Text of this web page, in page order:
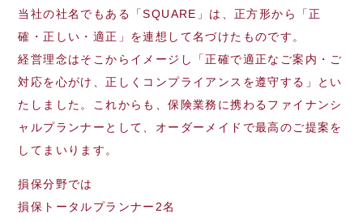
当社の社名でもある「SQUARE」は、正方形から「正
確・正しい・適正」を連想して名づけたものです。
経営理念はそこからイメージし「正確で適正なご案内・ご
対応を心がけ、正しくコンプライアンスを遵守する」とい
たしました。これからも、保険業務に携わるファイナンシ
ャルプランナーとして、オーダーメイドで最高のご提案を
してまいります。
損保分野では
損保トータルプランナー2名